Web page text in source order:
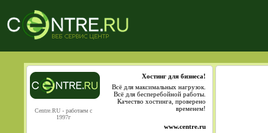
Centre.RU - работаем с
1997г
Хостинг для бизнеса!
Всё для максимальных нагрузок.
Всё для бесперебойной работы.
Качество хостинга, проверено
временем!
www.centre.ru